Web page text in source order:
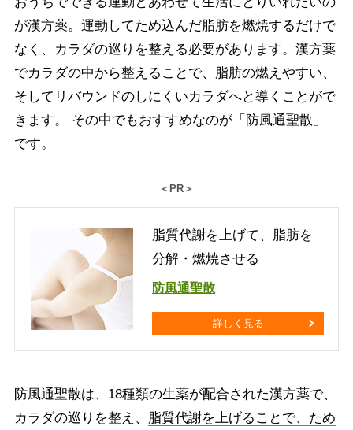
が漢方薬。運動してため込んだ脂肪を燃焼するだけで
なく、カラダの巡りを整える必要があります。漢方薬
でカラダの中から整えることで、脂肪の燃えやすい、
そしてリバウンドのしにくいカラダへと導くことがで
きます。 その中でもおすすめなのが「防風通聖散」
です。
＜PR＞
脂質代謝を上げて、脂肪を
分解・燃焼させる
防風通聖散
詳しく見る
防風通聖散は、18種類の生薬が配合された漢方薬で、
カラダの巡りを整え、 脂質代謝を上げることで、ため